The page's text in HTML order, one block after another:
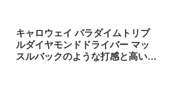
キャロウェイ パラダイムトリプ
ルダイヤモンドドライバー マッ
スルバックのような打感と高い操